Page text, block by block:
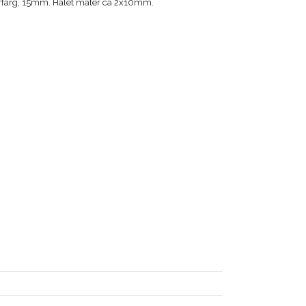
15mm. Hålet mäter ca 2x10mm.